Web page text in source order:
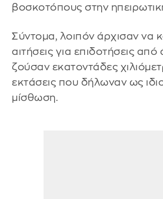
βοσκοτόπους στην
Σύντομα, λοιπόν άρχισαν να
αιτήσεις για επιδοτήσεις
ζούσαν εκατοντάδες
εκτάσεις που δήλωναν ως
μίσθωση.